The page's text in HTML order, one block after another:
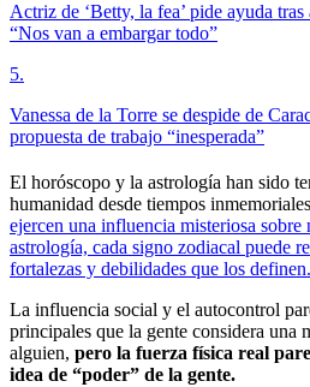
Actriz de ‘Betty, la fea’ pide ayuda
“Nos van a embargar todo”
5.
Vanessa de la Torre se despide de
propuesta de trabajo “inesperada”
El horóscopo y la astrología han sido
humanidad desde tiempos
ejercen una influencia misteriosa sobre
astrología, cada signo zodiacal puede
fortalezas y debilidades que los definen.
La influencia social y el autocontrol
principales que la gente considera una
alguien, pero la fuerza física real
idea de “poder” de la gente.